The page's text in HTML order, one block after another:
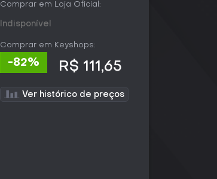
Comprar em Loja Oficial:
Indisponível
Comprar em Keyshops:
-82% R$ 111,65
Ver histórico de preços